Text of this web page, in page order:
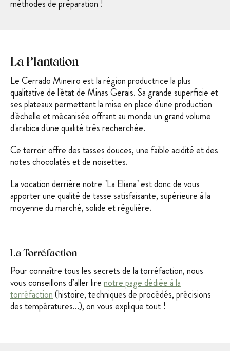
méthodes de préparation !
La Plantation
Le Cerrado Mineiro est la région productrice la plus
qualitative de l'état de Minas Gerais. Sa grande superficie et
ses plateaux permettent la mise en place d'une production
d'échelle et mécanisée offrant au monde un grand volume
d'arabica d'unequalité très recherchée.
Ce terroir offre des tasses douces, une faible acidité et des
notes chocolatés et de noisettes.
La vocation derrière notre "La Eliana" est donc de vous
apporter une qualité de tasse satisfaisante, supérieure à la
moyenne du marché, solide et régulière.
La Torréfaction
Pour connaître tous les secrets de la torréfaction, nous
vous conseillons d’aller lirenotre page dédiée à la
torréfaction(histoire, techniques de procédés, précisions
des températures...), on vous explique tout !